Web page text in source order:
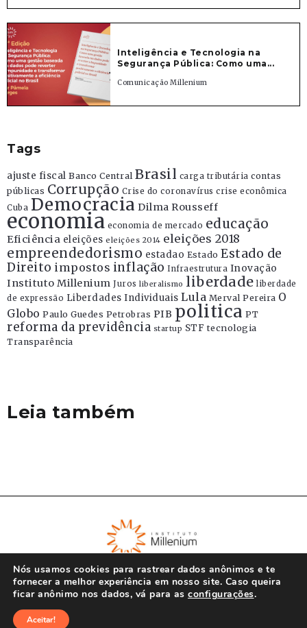
Inteligência e Tecnologia na
Segurança Pública: Como uma...
Comunicação Millenium
Tags
ajuste fiscal Banco Central Brasil carga tributária contas
públicas Corrupção Crise do coronavírus crise econômica
Cuba Democracia Dilma Rousseff
economia economia de mercado educação
Eficiência eleições eleições 2014 eleições 2018
empreendedorismo estadao Estado Estado de
Direito impostos inflação Infraestrutura Inovação
Instituto Millenium Juros liberalismo liberdade liberdade
de expressão Liberdades Individuais Lula Merval Pereira O
Globo Paulo Guedes Petrobras PIB politica PT
reforma da previdência startup STF tecnologia
Transparência
Leia também
Nós usamos cookies para rastrear dados anônimos e te
fornecer a melhor experiência em nosso site. Caso queira
ficar anônimo nos dados, vá para as configurações.
Aceitar!